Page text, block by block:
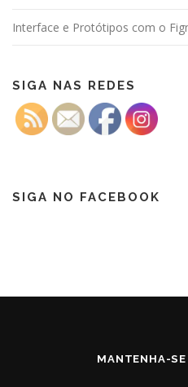
Interface e Protótipos com o
SIGA NAS REDES
SIGA NO FACEBOOK
MANTENHA-